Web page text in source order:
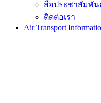
สื่อประชาสัมพัน
ติดต่อเรา
Air Transport